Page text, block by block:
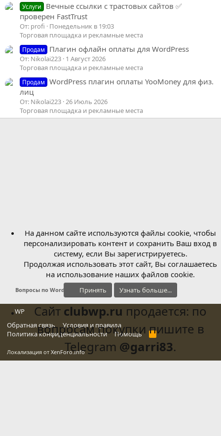
Услуги
Вечные ссылки с трастовых сайтов ✅
проверен FastTrust
От: profi
Понедельник в 19:03
Торговая площадка и рекламные места
Продам Плагин офлайн оплаты для WordPress
От: Nikolai223 1 Август 2026
Торговая площадка и рекламные места
Продам
WordPress плагин оплаты YooMoney для физ.
лиц
От: Nikolai223 26 Июль 2026
Торговая площадка и рекламные места
Вопросы по WordPress
WP
Обратная связь
Условия и правила
Политика конфиденциальности
Помощь
R
S
Локализация от XenForo.Info
На данном сайте используются файлы cookie, чтобы
персонализировать контент и сохранить Ваш вход в
систему, если Вы зарегистрируетесь.
Продолжая использовать этот сайт, Вы соглашаетесь
на использование наших файлов cookie.
Принять Узнать больше...
Сайт clubwp.ru продается: по
вопросам покупки пишите в
Telegram @garri83.